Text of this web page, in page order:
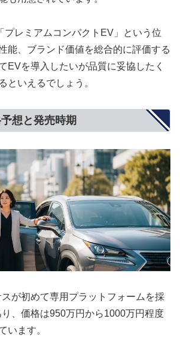
プレミアムコンパクトEV」という位
能、ブランド価値を総合的に評価する
EVを導入したいが品質に妥協したく
といえるでしょう。
想と発売時期
が初めて専用プラットフォームを採
、価格は950万円から1000万円程度
います。